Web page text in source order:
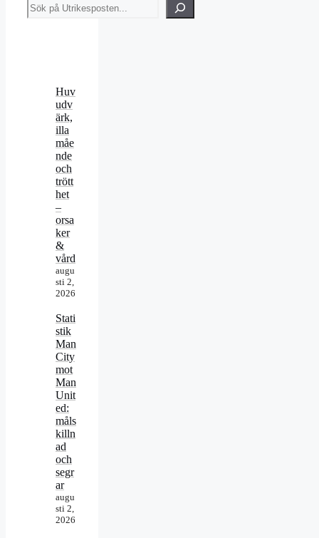
Sök
Huv
udv
ärk,
illa
måe
nde
och
trött
het
–
orsa
ker
&
vård
augu
sti 2,
2026
Stati
stik
Man
City
mot
Man
Unit
ed:
måls
killn
ad
och
segr
ar
augu
sti 2,
2026